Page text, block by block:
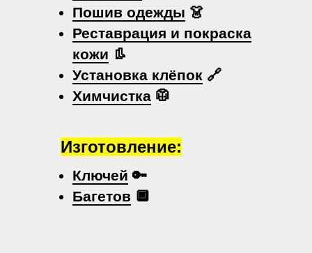
Пошив одежды 👗
Реставрация и покраска
кожи 👢
Установка клёпок 🔗
Химчистка 🥼
Ключей 🔑
Багетов 🔲
Изготовление: